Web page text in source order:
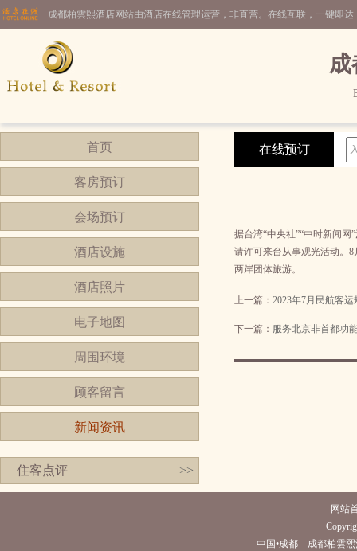
成都柏雲熙酒店网站由酒店在线管理运营，非直营。在线互联，一键即
首页
客房预订
会场预订
酒店设施
酒店照片
电子地图
周围环境
顾客留言
新闻资讯
住客点评 >>
在线预订
据台湾“中央社”“中时新闻
请许可来台从事观光活动。
两岸团体旅游。
上一篇： 2023年7月民航客
下一篇： 服务北京非首都功
网站
中国•成都 成都柏雲熙